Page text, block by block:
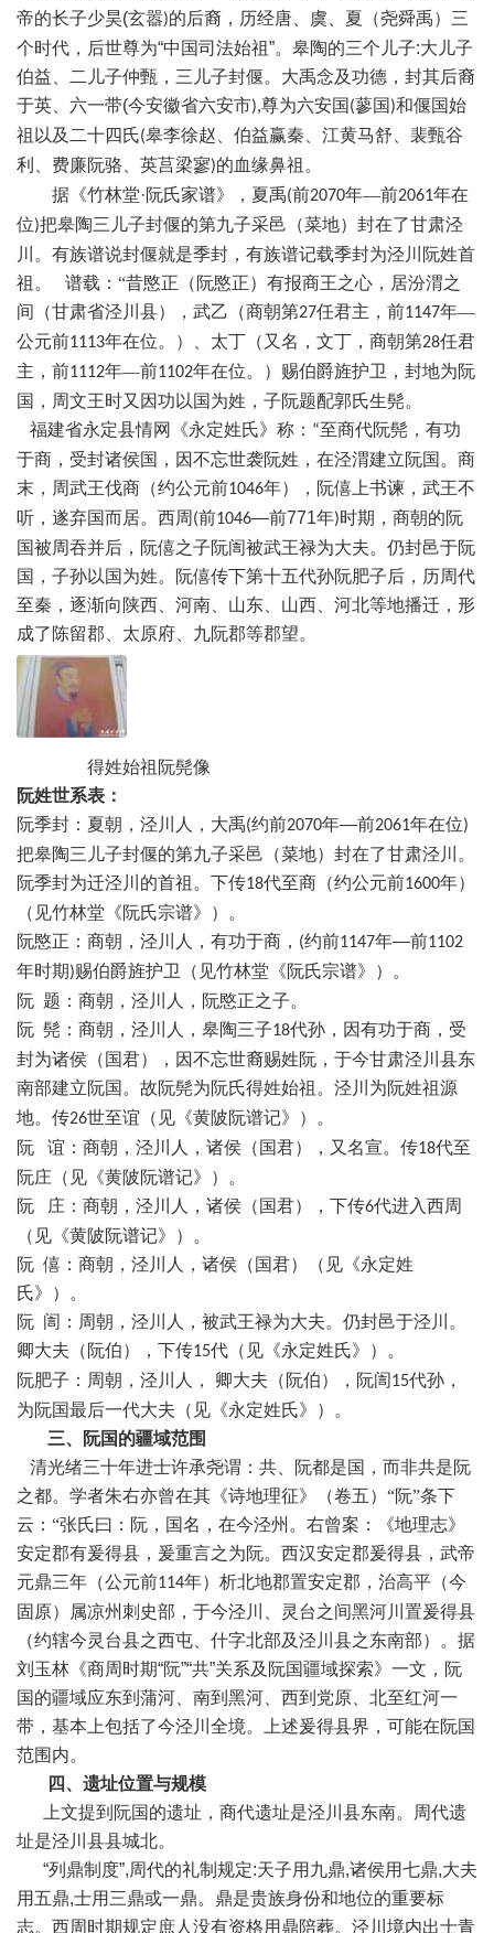
帝的长子少昊(玄嚣)的后裔 ，历经唐、虞、夏（尧舜禹）三
个时代，后世尊为“中国司法始祖”。皋陶的三个儿子:大儿子
伯益、二儿子仲甄 ，三儿子封偃。 大禹念及功德，封其后裔
于英 、六一带(今安徽省六安市),尊为六安国 (蓼国 )和偃国始
祖以及二十四氏(皋李徐赵、伯益赢秦、江黄马舒、裴甄谷
利、费廉阮骆、英莒梁寥)的血缘鼻祖。
据《竹林堂·阮氏家谱》，夏禹(前2070年—前2061年在
位)把皋陶三儿子封偃的第九子采邑（菜地）封在了甘肃泾
川。有族谱说封偃就是季封，有族谱记载季封为泾川阮姓首
祖。
谱载： “昔愍正（阮愍正）有报商王之心，居汾渭之
间（甘肃省泾川县），武乙（商朝第27任君主，前1147年—
公元前1113年在位。）、太丁（又名，文丁，商朝第28任君
主，前1112年—前1102年在位。）赐伯爵旌护卫，封地为阮
国，周文王时又因功以国为姓，子阮题配郭氏生髡。
福建省永定县情网《永定姓氏》称： “至商代阮髡，有功
于商，受封诸侯国，因不忘世袭阮姓，在泾渭建立阮国。商
末，周武王伐商（约公元前1046年），阮僖上书谏，武王不
听，遂弃国而居。西周 (前1046—前771年)时期，商朝的阮
国被周吞并后，阮僖之子阮訚被武王禄为大夫。仍封邑于阮
国 ，子孙以国为姓。阮僖传下第十五代孙阮肥子后，历周代
至秦，逐渐向陕西、河南、山东、山西、河北等地播迁 ，形
成了 陈留郡 太原府 九阮郡等郡望。
得姓始祖阮髡像
阮姓世系表：
阮季封：夏朝，泾川人，大禹(约前2070年—前2061年在位)
把皋陶三儿子封偃的第九子采邑（菜地）封在了甘肃泾川。
阮季封为迁泾川的首祖。下传18代至商 （约公元前1600年）
（见竹林堂《阮氏宗谱》）。
阮愍正：商朝， 泾川人，有功于商， (约前1147年—前1102
年时期)赐伯爵旌护卫（见竹林堂《阮氏宗谱》）。
阮 题： 商朝，泾川人，阮愍正之子。
阮 髡： 商朝，泾川人， 皋陶三子18代孙，因有功于商， 受
封为诸侯（国君）
，因不忘世裔赐姓阮 ，于今甘肃泾川 县东
南部建立阮国。故阮髡为阮氏得姓始祖。 泾川为阮姓祖源
地。 传26世至谊 （见《黄陂阮谱记》）
。
阮
谊： 商朝，泾川人，诸侯（国君）， 又名宣。传18代至
阮庄 （见《黄陂阮谱记》）
。
阮
庄： 商朝，泾川人，诸侯（国君），下传6代进入西周
（见《黄陂阮谱记》）
。
阮 僖： 商朝，泾川人，诸侯（国君）（见 《永定姓
氏》
）。
阮 訚 ：周朝，泾川人， 被武王禄为大夫。仍封邑于泾川。
卿大夫（阮伯），下传15代 （见 《永定姓氏》
）。
阮肥子：周朝，泾川人， 卿大夫（阮伯），阮訚15代孙，
为阮国最后一代大夫 （见 《永定姓氏》
）。
三、阮国的疆域范围
清光绪三十年进士许承尧谓：共、阮都是国，而非共是阮
之都。学者朱右亦曾在其《诗地理征》（卷五） “阮”条下
云：“张氏曰：阮，国名，在今泾州。右曾案：《地理志》
安定郡有爰得县，爰重言之为阮。西汉安定郡爰得县，武帝
元鼎三年（公元前114年）析北地郡置安定郡，治高平（今
固原）属凉州刺史部，于今泾川、灵台之间黑河川置爰得县
（约辖今灵台县之西屯、什字北部及泾川县之东南部）。 据
刘玉林《商周时期“阮”“共”关系及阮国疆域探索》一文，阮
国的疆域应东到蒲河、南到黑河、西到党原、北至红河一
带，基本上包括了今泾川全境。
上述爰得县界，可能在阮国
范围内。
四、遗址位置与规模
上文提到阮国的遗址，商代遗址是泾川县东南。周代遗
址是泾川县县城北。
“列鼎制度”,周代的礼制规定:天子用九鼎,诸侯用七鼎,大夫
用五鼎,士用三鼎或一鼎。 鼎是贵族身份和地位的重要标
志。 西周时期规定庶人没有资格用鼎陪葬。 泾川境内出士青